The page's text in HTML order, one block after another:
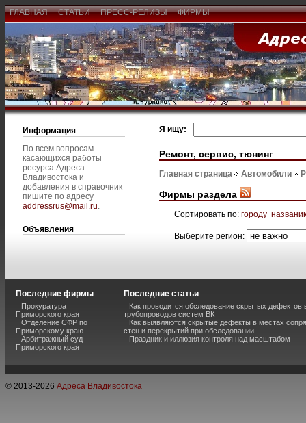
ГЛАВНАЯ СТАТЬИ ПРЕСС-РЕЛИЗЫ ФИРМЫ
Информация
По всем вопросам
касающихся работы
ресурса Адреса
Владивостока и
добавления в справочник
пишите по адресу
addressrus@mail.ru.
Объявления
Я ищу:
Ремонт, сервис, тюнинг
Главная страница Автомобили
Фирмы раздела
Сортировать по: городу
Выберите регион:
Последние фирмы
Прокуратура
Приморского края
Отделение СФР по
Приморскому краю
Арбитражный суд
Приморского края
Последние статьи
Как проводится обследование скрытых дефектов
трубопроводов систем ВК
Как выявляются скрытые дефекты в местах
стен и перекрытий при обследовании
Праздник и иллюзия контроля над масштабом
© 2013-2026 Адреса Владивостока